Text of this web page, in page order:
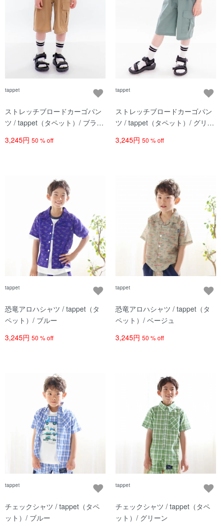
tappet
ストレッチブロードカーゴパン
ツ / tappet（タペット）/ ブラウ
3,245円 50 % off
tappet
ストレッチブロードカーゴパン
ツ / tappet（タペット）/ グリー
3,245円 50 % off
tappet
恐竜アロハシャツ / tappet（タ
ペット）/ ブルー
3,245円 50 % off
tappet
恐竜アロハシャツ / tappet（タ
ペット）/ ベージュ
3,245円 50 % off
tappet
チェックシャツ / tappet（タペ
ット）/ ブルー
tappet
チェックシャツ / tappet（タペ
ット）/ グリーン